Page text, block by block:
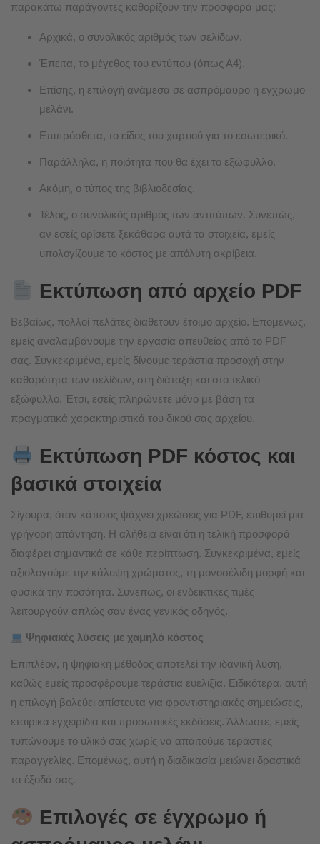
παρακάτω παράγοντες καθορίζουν την προσφορά μας:
Αρχικά, ο συνολικός αριθμός των σελίδων.
Έπειτα, το μέγεθος του εντύπου (όπως Α4).
Επίσης, η επιλογή ανάμεσα σε ασπρόμαυρο ή έγχρωμο
μελάνι.
Επιπρόσθετα, το είδος του χαρτιού για το εσωτερικό.
Παράλληλα, η ποιότητα που θα έχει το εξώφυλλο.
Ακόμη, ο τύπος της βιβλιοδεσίας.
Τέλος, ο συνολικός αριθμός των αντιτύπων. Συνεπώς,
αν εσείς ορίσετε ξεκάθαρα αυτά τα στοιχεία, εμείς
υπολογίζουμε το κόστος με απόλυτη ακρίβεια.
Εκτύπωση από αρχείο PDF
Βεβαίως, πολλοί πελάτες διαθέτουν έτοιμο αρχείο. Επομένως,
εμείς αναλαμβάνουμε την εργασία απευθείας από το PDF
σας. Συγκεκριμένα, εμείς δίνουμε τεράστια προσοχή στην
καθαρότητα των σελίδων, στη διάταξη και στο τελικό
εξώφυλλο. Έτσι, εσείς πληρώνετε μόνο με βάση τα
πραγματικά χαρακτηριστικά του δικού σας αρχείου.
Εκτύπωση PDF κόστος και
βασικά στοιχεία
Σίγουρα, όταν κάποιος ψάχνει χρεώσεις για PDF, επιθυμεί μια
γρήγορη απάντηση. Η αλήθεια είναι ότι η τελική προσφορά
διαφέρει σημαντικά σε κάθε περίπτωση. Συγκεκριμένα, εμείς
αξιολογούμε την κάλυψη χρώματος, τη μονοσέλιδη μορφή και
φυσικά την ποσότητα. Συνεπώς, οι ενδεικτικές τιμές
λειτουργούν απλώς σαν ένας γενικός οδηγός.
Ψηφιακές λύσεις με χαμηλό κόστος
Επιπλέον, η ψηφιακή μέθοδος αποτελεί την ιδανική λύση,
καθώς εμείς προσφέρουμε τεράστια ευελιξία. Ειδικότερα, αυτή
η επιλογή βολεύει απίστευτα για φροντιστηριακές σημειώσεις,
εταιρικά εγχειρίδια και προσωπικές εκδόσεις. Άλλωστε, εμείς
τυπώνουμε το υλικό σας χωρίς να απαιτούμε τεράστιες
παραγγελίες. Επομένως, αυτή η διαδικασία μειώνει δραστικά
τα έξοδά σας.
Επιλογές σε έγχρωμο ή